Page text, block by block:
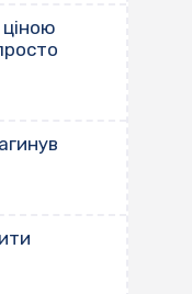
ціною